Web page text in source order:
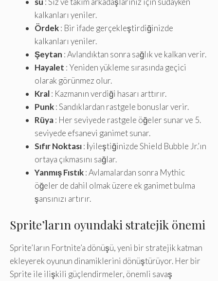
kalkanları yeniler.
Ördek: Bir ifade gerçekleştirdiğinizde
kalkanları yeniler.
Şeytan : Avlandıktan sonra sağlık ve kalkan verir.
Hayalet : Yeniden yükleme sırasında geçici
olarak görünmez olur.
Kral: Kazmanın verdiği hasarı arttırır.
Punk: Sandıklardan rastgele bonuslar verir.
Rüya: Her seviyede rastgele öğeler sunar ve 5.
seviyede efsanevi ganimet sunar.
Sıfır Noktası: İyileştiğinizde Shield Bubble Jr.’ın
ortaya çıkmasını sağlar.
Yanmış Fıstık: Avlamalardan sonra Mythic
öğeler de dahil olmak üzere ek ganimet bulma
şansınızı artırır.
Sprite’ların oyundaki stratejik önemi
Sprite’ların Fortnite’a dönüşü, yeni bir stratejik katman
ekleyerek oyunun dinamiklerini dönüştürüyor. Her bir
Sprite ile ilişkili güçlendirmeler, önemli savaş